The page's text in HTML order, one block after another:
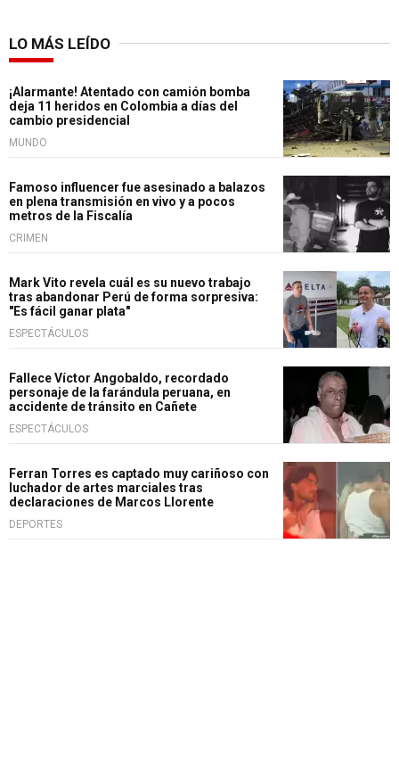
LO MÁS LEÍDO
¡Alarmante! Atentado con camión bomba
deja 11 heridos en Colombia a días del
cambio presidencial
MUNDO
Famoso influencer fue asesinado a balazos
en plena transmisión en vivo y a pocos
metros de la Fiscalía
CRIMEN
Mark Vito revela cuál es su nuevo trabajo
tras abandonar Perú de forma sorpresiva:
"Es fácil ganar plata"
ESPECTÁCULOS
Fallece Víctor Angobaldo, recordado
personaje de la farándula peruana, en
accidente de tránsito en Cañete
ESPECTÁCULOS
Ferran Torres es captado muy cariñoso con
luchador de artes marciales tras
declaraciones de Marcos Llorente
DEPORTES